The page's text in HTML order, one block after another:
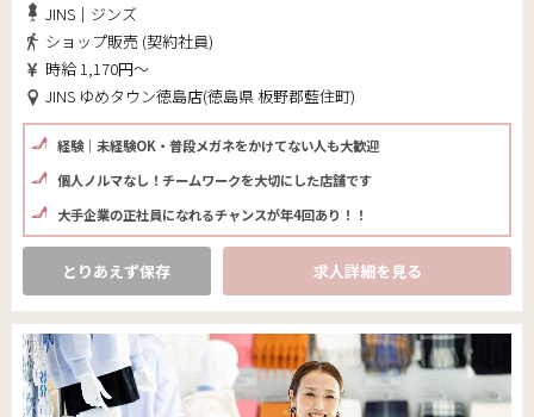
JINS｜ジンズ
ショップ販売 (契約社員)
時給 1,170円～
JINS ゆめタウン徳島店(徳島県 板野郡藍住町)
経験｜未経験OK・普段メガネをかけてない人も大歓迎
個人ノルマなし！チームワークを大切にした店舗です
大手企業の正社員になれるチャンスが年4回あり！！
とりあえず保存 求人詳細を見る